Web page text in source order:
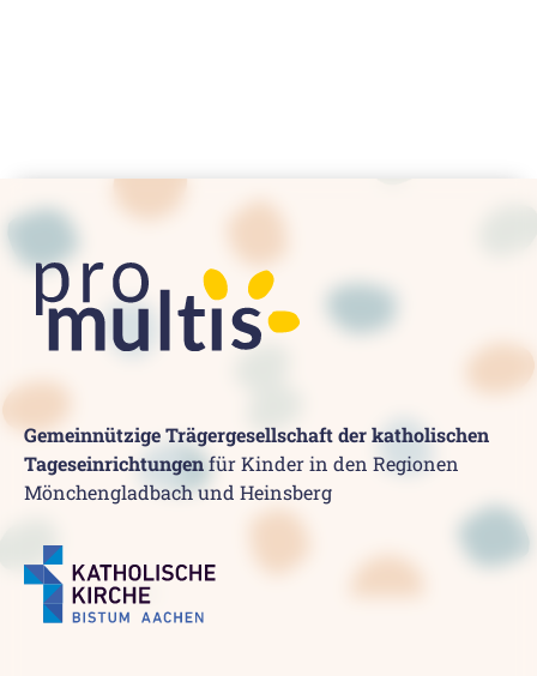
Gemeinnützige Trägergesellschaft der katholischen
Tageseinrichtungenfür Kinder in den Regionen
Mönchengladbach und Heinsberg